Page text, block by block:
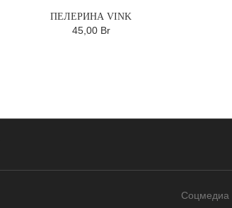
ПЕЛЕРИНА VINK
45,00 Br
Соцмедиа